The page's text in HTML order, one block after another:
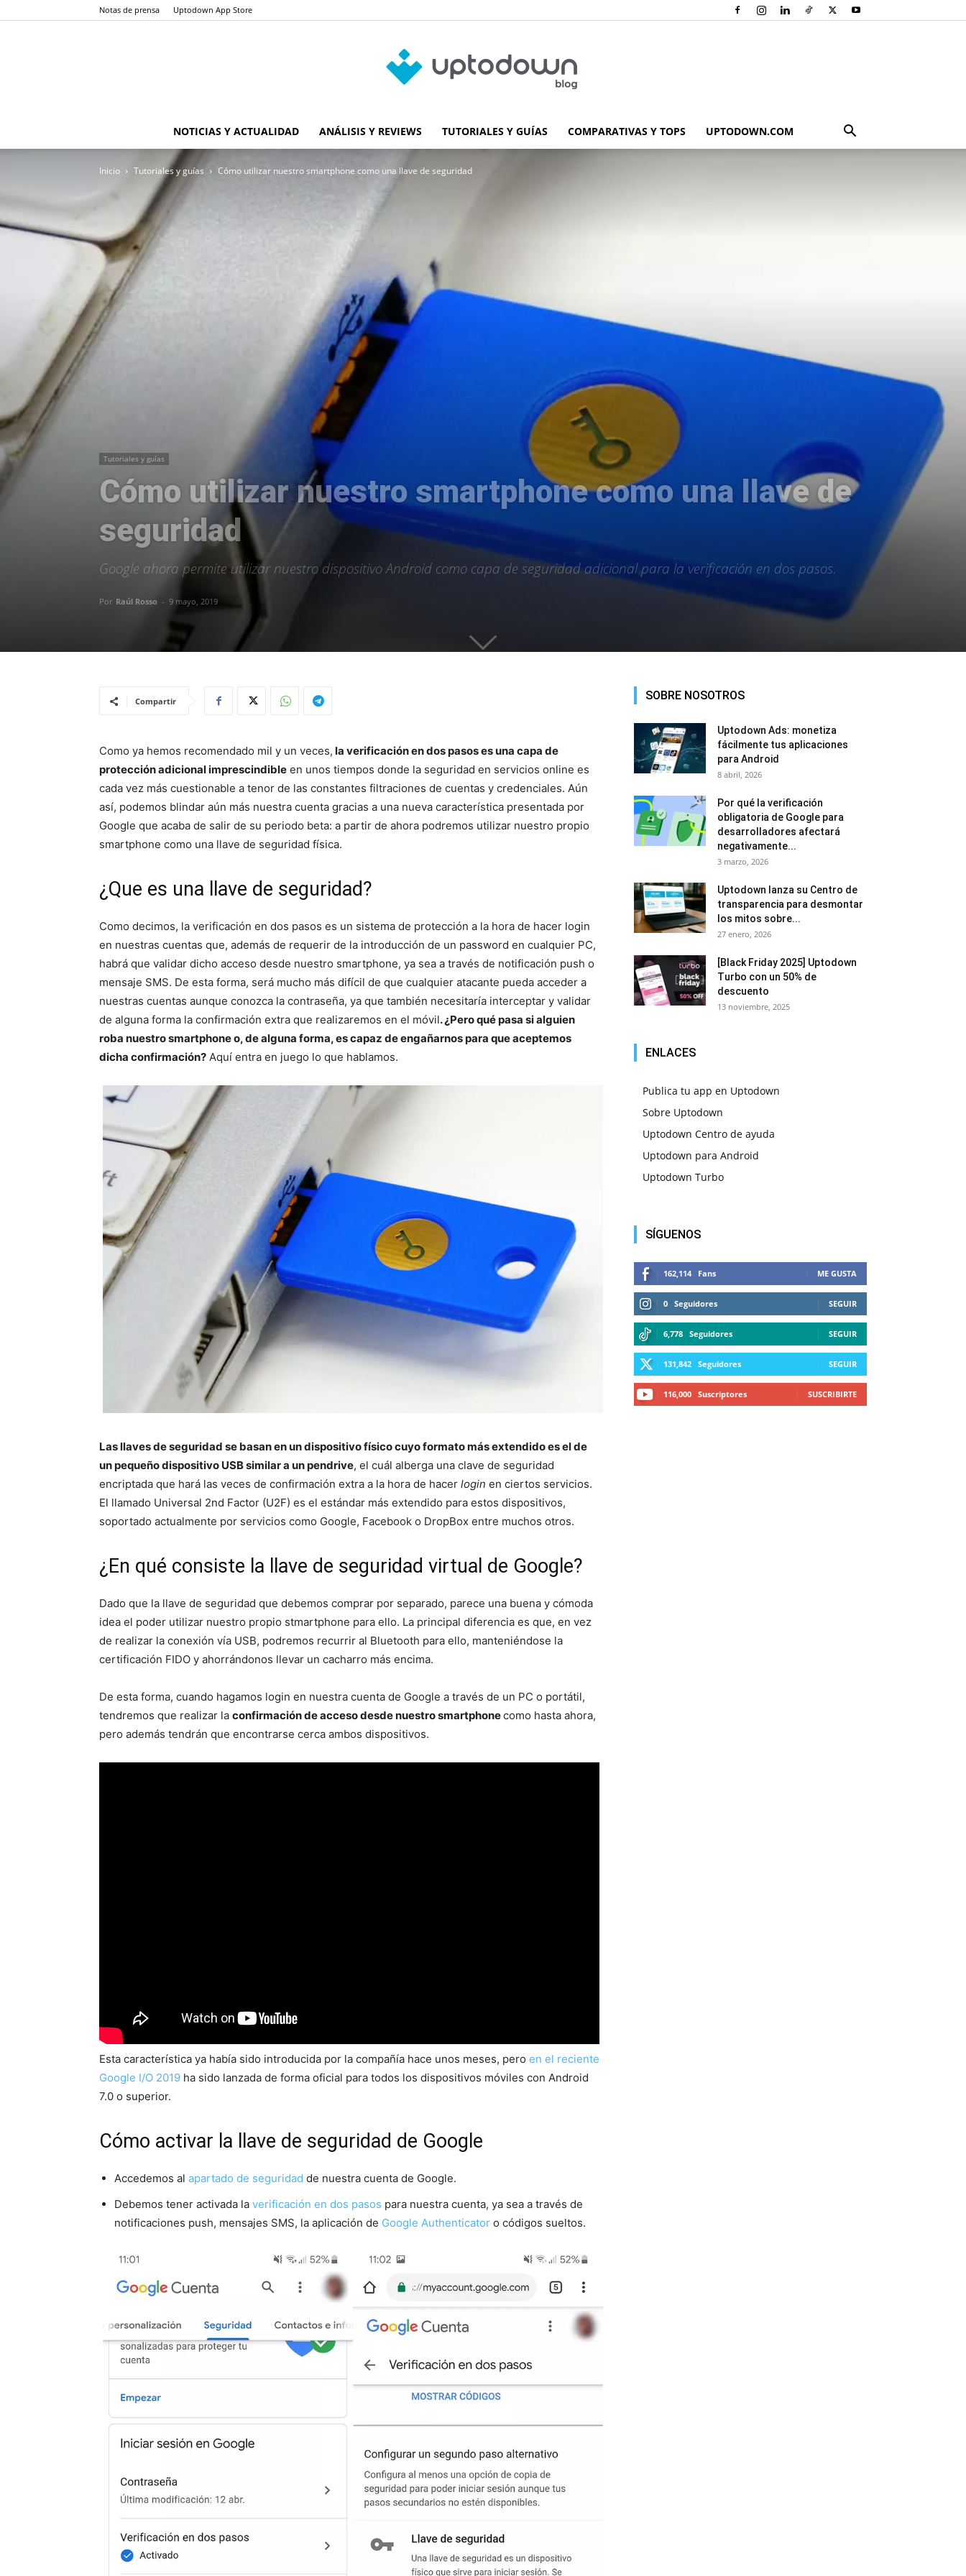
Notas de prensa Uptodown App Store
Blog
NOTICIAS Y ACTUALIDAD ANÁLISIS Y REVIEWS TUTORIALES Y GUÍAS COMPARATIVAS Y TOPS UPTODOWN.COM
Inicio Tutoriales y guías Cómo utilizar nuestro smartphone como una llave de seguridad
Tutoriales y guías
Cómo utilizar nuestro smartphone como una llave de
seguridad
Google ahora permite utilizar nuestro dispositivo Android como capa de seguridad adicional para la verificación en dos pasos.
Por Raúl Rosso - 9 mayo, 2019
Compartir
Como ya hemos recomendado mil y un veces, la verificación en dos pasos es una capa de
protección adicional imprescindible en unos tiempos donde la seguridad en servicios online es
cada vez más cuestionable a tenor de las constantes filtraciones de cuentas y credenciales. Aún
así, podemos blindar aún más nuestra cuenta gracias a una nueva característica presentada por
Google que acaba de salir de su periodo beta: a partir de ahora podremos utilizar nuestro propio
smartphone como una llave de seguridad física.
¿Que es una llave de seguridad?
Como decimos, la verificación en dos pasos es un sistema de protección a la hora de hacer login
en nuestras cuentas que, además de requerir de la introducción de un password en cualquier PC,
habrá que validar dicho acceso desde nuestro smartphone, ya sea a través de notificación push o
mensaje SMS. De esta forma, será mucho más difícil de que cualquier atacante pueda acceder a
nuestras cuentas aunque conozca la contraseña, ya que también necesitaría interceptar y validar
de alguna forma la confirmación extra que realizaremos en el móvil. ¿Pero qué pasa si alguien
roba nuestro smartphone o, de alguna forma, es capaz de engañarnos para que aceptemos
dicha confirmación? Aquí entra en juego lo que hablamos.
Las llaves de seguridad se basan en un dispositivo físico cuyo formato más extendido es el de
un pequeño dispositivo USB similar a un pendrive, el cuál alberga una clave de seguridad
encriptada que hará las veces de confirmación extra a la hora de hacer login en ciertos servicios.
El llamado Universal 2nd Factor (U2F) es el estándar más extendido para estos dispositivos,
soportado actualmente por servicios como Google, Facebook o DropBox entre muchos otros.
¿En qué consiste la llave de seguridad virtual de Google?
Dado que la llave de seguridad que debemos comprar por separado, parece una buena y cómoda
idea el poder utilizar nuestro propio stmartphone para ello. La principal diferencia es que, en vez
de realizar la conexión vía USB, podremos recurrir al Bluetooth para ello, manteniéndose la
certificación FIDO y ahorrándonos llevar un cacharro más encima.
De esta forma, cuando hagamos login en nuestra cuenta de Google a través de un PC o portátil,
tendremos que realizar la confirmación de acceso desde nuestro smartphonecomo hasta ahora,
pero además tendrán que encontrarse cerca ambos dispositivos.
Esta característica ya había sido introducida por la compañía hace unos meses, pero en el reciente
Google I/O 2019 ha sido lanzada de forma oficial para todos los dispositivos móviles con Android
7.0 o superior.
Cómo activar la llave de seguridad de Google
Accedemos al apartado de seguridad de nuestra cuenta de Google.
Debemos tener activada la verificación en dos pasos para nuestra cuenta, ya sea a través de
notificaciones push, mensajes SMS, la aplicación de Google Authenticator o códigos sueltos.
SOBRE NOSOTROS
Uptodown Ads: monetiza
fácilmente tus aplicaciones
para Android
8 abril, 2026
Por qué la verificación
obligatoria de Google para
desarrolladores afectará
negativamente...
3 marzo, 2026
Uptodown lanza su Centro de
transparencia para desmontar
los mitos sobre...
27 enero, 2026
[Black Friday 2025] Uptodown
Turbo con un 50% de
descuento
13 noviembre, 2025
ENLACES
Publica tu app en Uptodown
Sobre Uptodown
Uptodown Centro de ayuda
Uptodown para Android
Uptodown Turbo
SÍGUENOS
162,114 Fans ME GUSTA
0 Seguidores SEGUIR
6,778 Seguidores SEGUIR
131,842 Seguidores SEGUIR
116,000 Suscriptores SUSCRIBIRTE